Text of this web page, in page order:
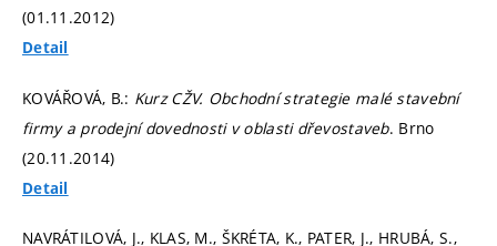
(01.11.2012)
Detail
KOVÁŘOVÁ, B.: Kurz CŽV. Obchodní strategie malé stavební
firmy a prodejní dovednosti v oblasti dřevostaveb. Brno
(20.11.2014)
Detail
NAVRÁTILOVÁ, J., KLAS, M., ŠKRÉTA, K., PATER, J., HRUBÁ, S.,